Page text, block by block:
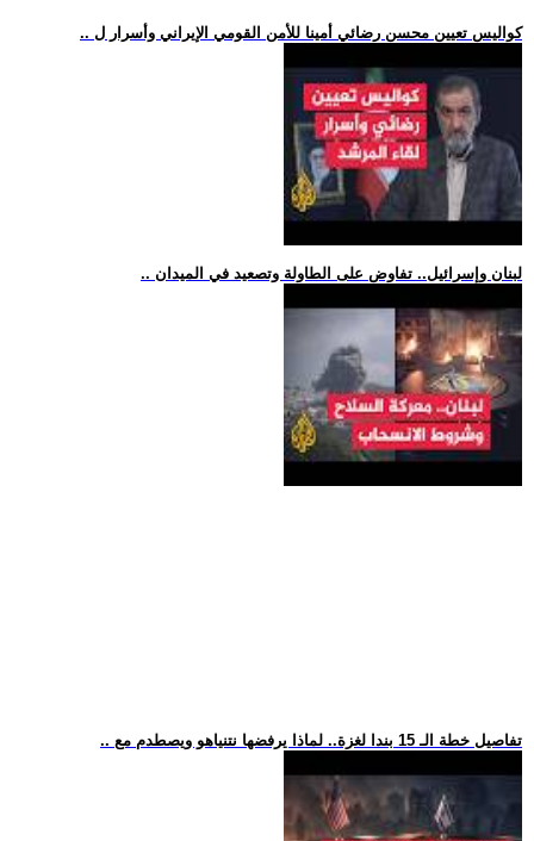
.. كواليس تعيين محسن رضائي أمينا للأمن القومي الإيراني وأسرار ل
.. لبنان وإسرائيل.. تفاوض على الطاولة وتصعيد في الميدان
.. تفاصيل خطة الـ 15 بندا لغزة.. لماذا يرفضها نتنياهو ويصطدم مع